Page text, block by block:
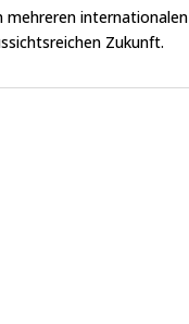
mehreren internationalen
Zukunft.